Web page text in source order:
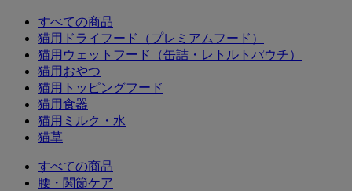
すべての商品
猫用ドライフード（プレミアムフード）
猫用ウェットフード（缶詰・レトルトパウチ）
猫用おやつ
猫用トッピングフード
猫用食器
猫用ミルク・水
猫草
すべての商品
腰・関節ケア